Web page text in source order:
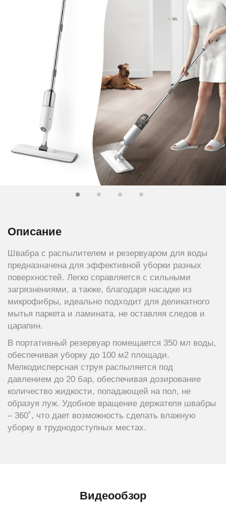
Описание
Швабра с распылителем и резервуаром для воды
предназначена для эффективной уборки разных
поверхностей. Легко справляется с сильными
загрязнениями, а также, благодаря насадке из
микрофибры, идеально подходит для деликатного
мытья паркета и ламината, не оставляя следов и
царапин.
В портативный резервуар помещается 350 мл воды,
обеспечивая уборку до 100 м2 площади.
Мелкодисперсная струя распыляется под
давлением до 20 бар, обеспечивая дозирование
количество жидкости, попадающей на пол, не
образуя луж. Удобное вращение держателя швабры
– 360˚, что дает возможность сделать влажную
уборку в труднодоступных местах.
Видеообзор